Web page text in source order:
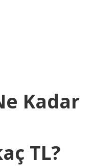
Kadar
TL?